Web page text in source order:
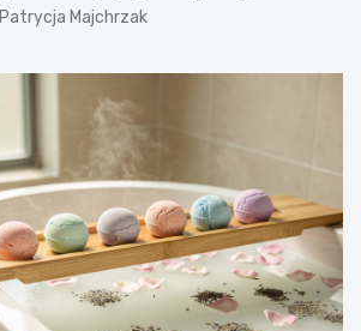
Patrycja Majchrzak